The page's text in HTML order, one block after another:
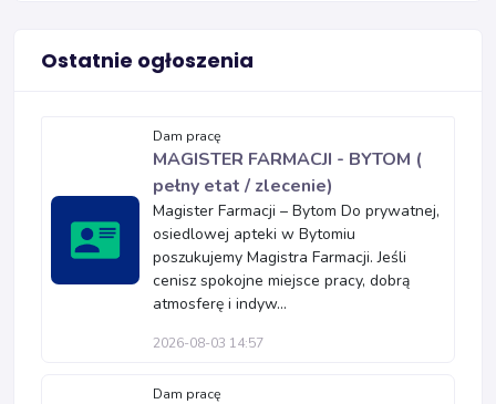
Ostatnie ogłoszenia
Dam pracę
MAGISTER FARMACJI - BYTOM (
pełny etat / zlecenie)
Magister Farmacji – Bytom Do prywatnej,
osiedlowej apteki w Bytomiu
poszukujemy Magistra Farmacji. Jeśli
cenisz spokojne miejsce pracy, dobrą
atmosferę i indyw...
2026-08-03 14:57
Dam pracę